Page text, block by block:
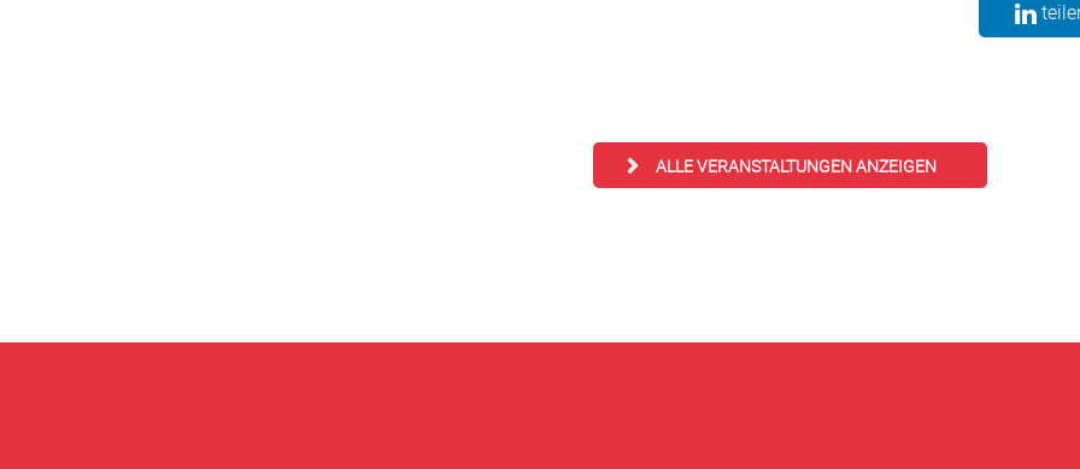
ALLE VERANSTALTUNGEN ANZEIGEN